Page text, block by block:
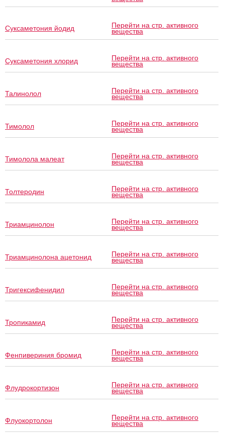
Суксаметония йодид Перейти на стр. активного
вещества
Суксаметония хлорид Перейти на стр. активного
вещества
Талинолол Перейти на стр. активного
вещества
Тимолол Перейти на стр. активного
вещества
Тимолола малеат Перейти на стр. активного
вещества
Толтеродин Перейти на стр. активного
вещества
Триамцинолон Перейти на стр. активного
вещества
Триамцинолона ацетонид Перейти на стр. активного
вещества
Тригексифенидил Перейти на стр. активного
вещества
Тропикамид Перейти на стр. активного
вещества
Фенпивериния бромид Перейти на стр. активного
вещества
Флудрокортизон Перейти на стр. активного
вещества
Флуокортолон Перейти на стр. активного
вещества